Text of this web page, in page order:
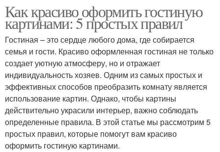
Как красиво оформить гостиную
картинами: 5 простых правил
Гостиная – это сердце любого дома, где собирается
семья и гости. Красиво оформленная гостиная не только
создает уютную атмосферу, но и отражает
индивидуальность хозяев. Одним из самых простых и
эффективных способов преобразить комнату является
использование картин. Однако, чтобы картины
действительно украсили интерьер, важно соблюдать
определенные правила. В этой статье мы рассмотрим 5
простых правил, которые помогут вам красиво
оформить гостиную картинами.